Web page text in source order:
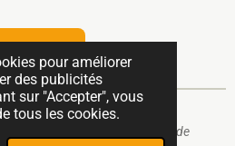
pour améliorer
des publicités
sur "Accepter", vous
tous les cookies.
soutenir
. *Pour une demande de